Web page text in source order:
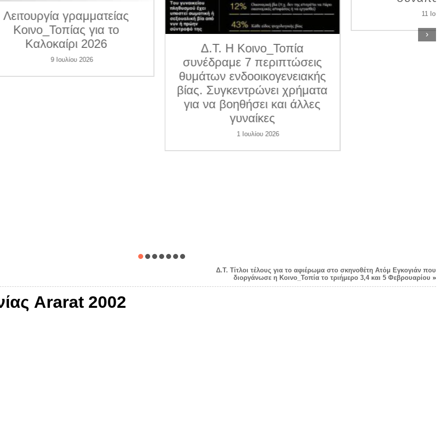
το
Δ.Τ. Η Κοινο_Τοπία
συνέδραμε 7 περιπτώσεις
θυμάτων ενδοοικογενειακής
βίας. Συγκεντρώνει χρήματα
για να βοηθήσει και άλλες
11 Ιουνίου 2026
›
Δ.Τ. Τίτλοι τέλους για το αφιέρωμα στο σκηνοθέτη Ατόμ Εγκογιάν που
διοργάνωσε η Κοινο_Τοπία το τριήμερο 3,4 και 5 Φεβρουαρίου »
Ararat 2002